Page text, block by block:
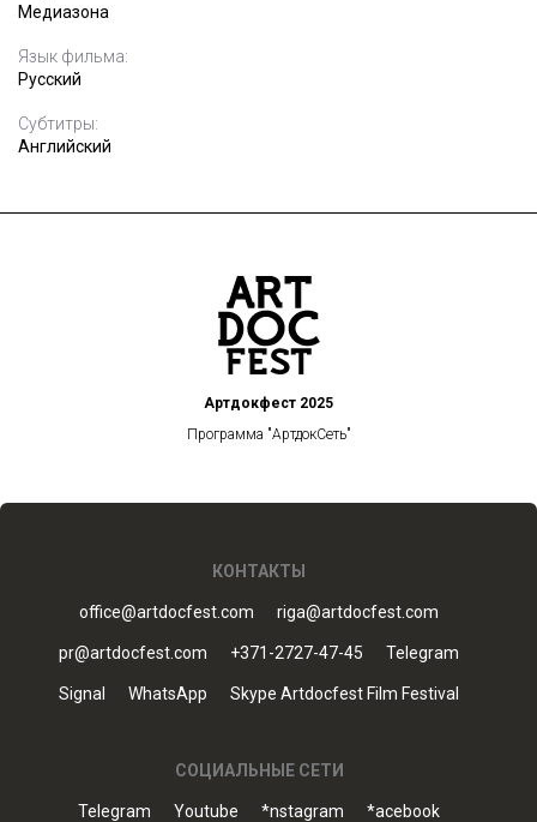
Медиазона
Язык фильма:
Русский
Субтитры:
Английский
Артдокфест 2025
Программа "АртдокСеть"
КОНТАКТЫ
office@artdocfest.com riga@artdocfest.com
pr@artdocfest.com +371-2727-47-45 Telegram
Signal WhatsApp Skype Artdocfest Film Festival
СОЦИАЛЬНЫЕ СЕТИ
Telegram Youtube *nstagram *acebook